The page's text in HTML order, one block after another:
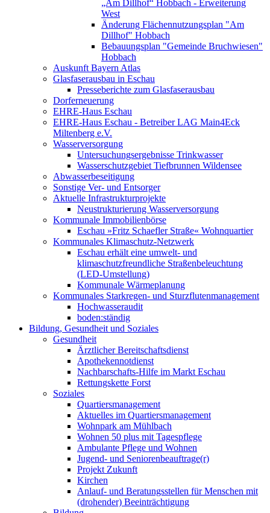
„Am Dillhof“ Hobbach - Erweiterung
West
Änderung Flächennutzungsplan "Am
Dillhof" Hobbach
Bebauungsplan "Gemeinde Bruchwiesen"
Hobbach
Auskunft Bayern Atlas
Glasfaserausbau in Eschau
Presseberichte zum Glasfaserausbau
Dorferneuerung
EHRE-Haus Eschau
EHRE-Haus Eschau - Betreiber LAG Main4Eck
Miltenberg e.V.
Wasserversorgung
Untersuchungsergebnisse Trinkwasser
Wasserschutzgebiet Tiefbrunnen Wildensee
Abwasserbeseitigung
Sonstige Ver- und Entsorger
Aktuelle Infrastrukturprojekte
Neustrukturierung Wasserversorgung
Kommunale Immobilienbörse
Eschau »Fritz Schaefler Straße« Wohnquartier
Kommunales Klimaschutz-Netzwerk
Eschau erhält eine umwelt- und
klimaschutzfreundliche Straßenbeleuchtung
(LED-Umstellung)
Kommunale Wärmeplanung
Kommunales Starkregen- und Sturzflutenmanagement
Hochwasseraudit
boden:ständig
Bildung, Gesundheit und Soziales
Gesundheit
Ärztlicher Bereitschaftsdienst
Apothekennotdienst
Nachbarschafts-Hilfe im Markt Eschau
Rettungskette Forst
Soziales
Quartiersmanagement
Aktuelles im Quartiersmanagement
Wohnpark am Mühlbach
Wohnen 50 plus mit Tagespflege
Ambulante Pflege und Wohnen
Jugend- und Seniorenbeauftrage(r)
Projekt Zukunft
Kirchen
Anlauf- und Beratungsstellen für Menschen mit
(drohender) Beeinträchtigung